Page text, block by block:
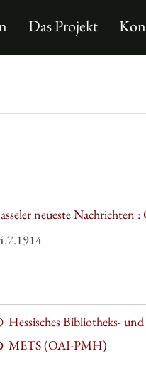
Das Projekt
neueste Nachrichten
Hessisches Bibliotheks-
METS (OAI-PMH)